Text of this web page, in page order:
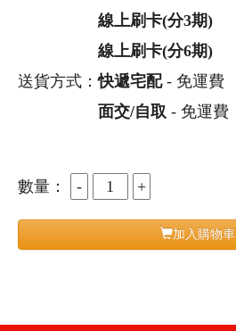
線上刷卡(分3期)
線上刷卡(分6期)
送貨方式：快遞宅配- 免運費
面交/自取 - 免運費
數量：
加入購物車